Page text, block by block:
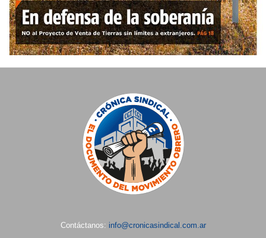
Contáctanos: info@cronicasindical.com.ar